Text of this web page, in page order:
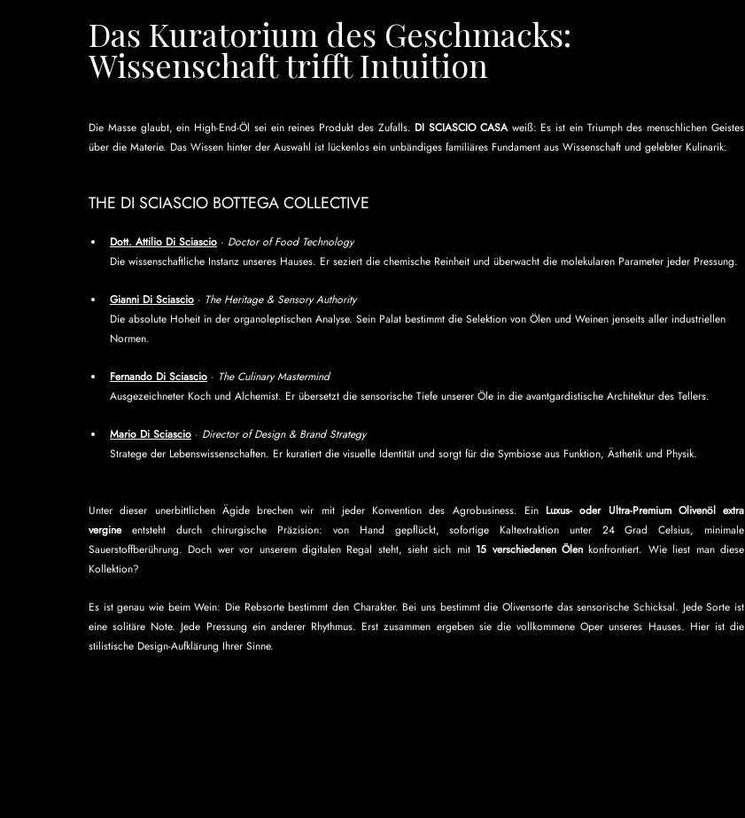
Das Kuratorium des Geschmacks:
Wissenschaft trifft Intuition
Die Masse glaubt, ein High-End-Öl sei ein reines Produkt des Zufalls. DI SCIASCIO CASA weiß: Es ist ein Triumph des menschlichen Geistes
über die Materie. Das Wissen hinter der Auswahl ist lückenlos ein unbändiges familiäres Fundament aus Wissenschaft und gelebter Kulinarik:
THE DI SCIASCIO BOTTEGA COLLECTIVE
Dott. Attilio Di Sciascio · Doctor of Food Technology
Die wissenschaftliche Instanz unseres Hauses. Er seziert die chemische Reinheit und überwacht die molekularen Parameter jeder Pressung.
Gianni Di Sciascio · The Heritage & Sensory Authority
Die absolute Hoheit in der organoleptischen Analyse. Sein Palat bestimmt die Selektion von Ölen und Weinen jenseits aller industriellen
Normen.
Fernando Di Sciascio · The Culinary Mastermind
Ausgezeichneter Koch und Alchemist. Er übersetzt die sensorische Tiefe unserer Öle in die avantgardistische Architektur des Tellers.
Mario Di Sciascio · Director of Design & Brand Strategy
Stratege der Lebenswissenschaften. Er kuratiert die visuelle Identität und sorgt für die Symbiose aus Funktion, Ästhetik und Physik.
Unter dieser unerbittlichen Ägide brechen wir mit jeder Konvention des Agrobusiness. Ein Luxus- oder Ultra-Premium Olivenöl extra
vergine entsteht durch chirurgische Präzision: von Hand gepflückt, sofortige Kaltextraktion unter 24 Grad Celsius, minimale
Sauerstoffberührung. Doch wer vor unserem digitalen Regal steht, sieht sich mit 15 verschiedenen Ölen konfrontiert. Wie liest man diese
Kollektion?
Es ist genau wie beim Wein: Die Rebsorte bestimmt den Charakter. Bei uns bestimmt die Olivensorte das sensorische Schicksal. Jede Sorte ist
eine solitäre Note. Jede Pressung ein anderer Rhythmus. Erst zusammen ergeben sie die vollkommene Oper unseres Hauses. Hier ist die
stilistische Design-Aufklärung Ihrer Sinne.